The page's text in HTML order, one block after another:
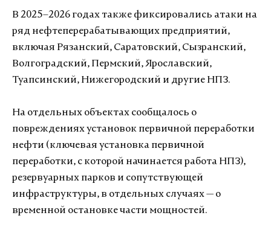
В 2025–2026 годах также фиксировались атаки на
ряд нефтеперерабатывающих предприятий,
включая Рязанский, Саратовский, Сызранский,
Волгоградский, Пермский, Ярославский,
Туапсинский, Нижегородский и другие НПЗ.
На отдельных объектах сообщалось о
повреждениях установок первичной переработки
нефти (ключевая установка первичной
переработки, с которой начинается работа НПЗ),
резервуарных парков и сопутствующей
инфраструктуры, в отдельных случаях — о
временной остановке части мощностей.